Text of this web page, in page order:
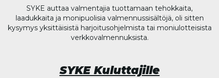
SYKE auttaa valmentajia tuottamaan tehokkaita,
laadukkaita ja monipuolisia valmennussisältöjä, oli sitten
kysymys yksittäisistä harjoitusohjelmista tai moniulotteisista
verkkovalmennuksista.
SYKE Kuluttajille